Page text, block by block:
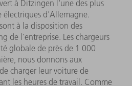
à Ditzingen l'une des plus
électriques d'Allemagne.
à la disposition des
de l’entreprise. Les chargeurs
globale de près de 1 000
nous donnons aux
charger leur voiture de
les heures de travail. Comme